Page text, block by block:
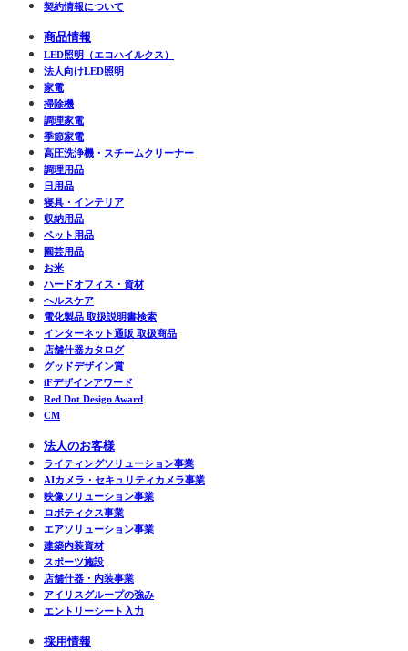
契約情報について
商品情報
LED照明（エコハイルクス）
法人向けLED照明
家電
掃除機
調理家電
季節家電
高圧洗浄機・スチームクリーナー
調理用品
日用品
寝具・インテリア
収納用品
ペット用品
園芸用品
お米
ハードオフィス・資材
ヘルスケア
電化製品 取扱説明書検索
インターネット通販 取扱商品
店舗什器カタログ
グッドデザイン賞
iFデザインアワード
Red Dot Design Award
CM
法人のお客様
ライティングソリューション事業
AIカメラ・セキュリティカメラ事業
映像ソリューション事業
ロボティクス事業
エアソリューション事業
建築内装資材
スポーツ施設
店舗什器・内装事業
アイリスグループの強み
エントリーシート入力
採用情報